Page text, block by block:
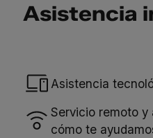
Asistencia
Asistencia
Servicio remoto y
cómo te